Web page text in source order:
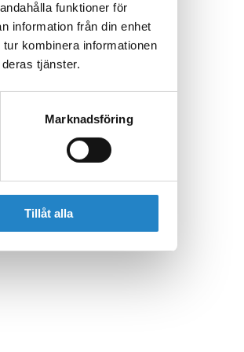
funktioner för
information från din enhet
kombinera informationen
tjänster.
Marknadsföring
Tillåt alla